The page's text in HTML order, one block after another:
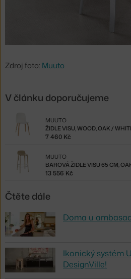
Zdroj foto: Muuto
V článku doporučujeme
ŽIDLE VISU, WOOD, OAK /
MUUTO
7 460 Kč
BAROVÁ ŽIDLE VISU 65 CM,
MUUTO
13 556 Kč
Čtěte dále
Doma u
Ikonický systém
DesignVille!